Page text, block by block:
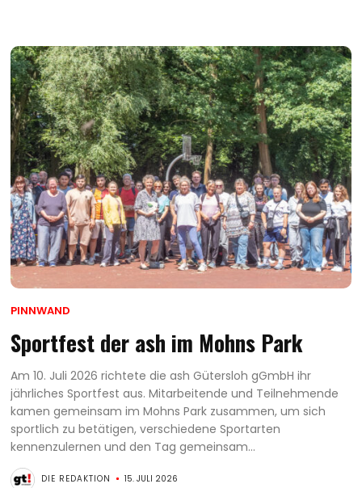
PINNWAND
Sportfest der ash im Mohns Park
Am 10. Juli 2026 richtete die ash Gütersloh gGmbH ihr
jährliches Sportfest aus. Mitarbeitende und Teilnehmende
kamen gemeinsam im Mohns Park zusammen, um sich
sportlich zu betätigen, verschiedene Sportarten
kennenzulernen und den Tag gemeinsam...
DIE REDAKTION 15. JULI 2026